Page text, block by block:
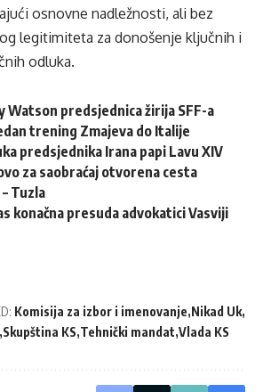
osnovne nadležnosti, ali bez
legitimiteta za donošenje ključnih i
odluka.
Watson predsjednica žirija SFF-a
trening Zmajeva do Italije
predsjednika Irana papi Lavu XIV
za saobraćaj otvorena cesta
Tuzla
konačna presuda advokatici Vasviji
Komisija za izbor i imenovanje Nikad Uk
Skupština KS Tehnički mandat Vlada KS